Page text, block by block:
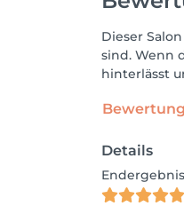
Dieser
sind. Wenn
hinterlässt
Details
Endergebnis